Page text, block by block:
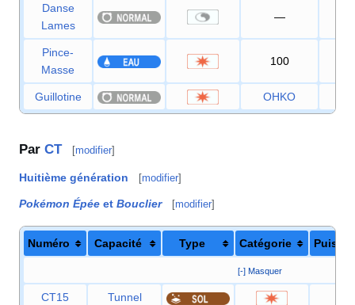
Danse
Lames
—
Pince-
Masse
100
Guillotine OHKO
Par CT [modifier]
Huitième génération [modifier]
Pokémon Épée et Bouclier [modifier]
Numéro Capacité Type Catégorie
[-] Masquer
CT15 Tunnel